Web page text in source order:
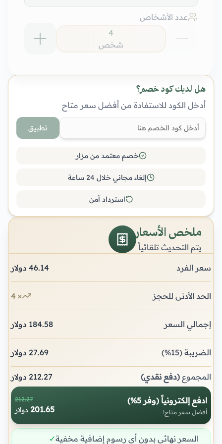
عدد الأشخاص
4
شخص
هل لديك كود خصم؟
أدخل الكود للاستفادة من أفضل سعر متاح
تطبيق
خصم معتمد من مزار
إلغاء مجاني خلال 24 ساعة
استرداد آمن
ملخص الأسعار
يتم التحديث تلقائياً
سعر الفرد 46.14 دولار
الحد الأدنى للحجز ×
4
إجمالي السعر 184.58 دولار
الضريبة(15%)
27.69 دولار
المجموع (دفع نقدي) 212.27 دولار
ادفع إلكترونياً (وفر 5%)
أفضل سعر متاح!
212.27
201.65 دولار
السعر نهائي بدون أي رسوم إضافية مخفية✓